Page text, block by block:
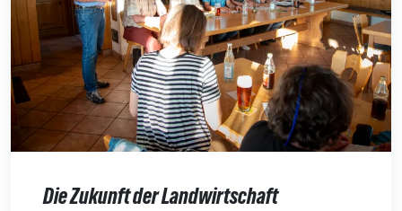
Die Zukunft der Landwirtschaft